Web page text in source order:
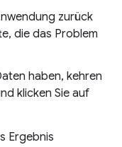
zurück
die das Problem
haben, kehren
klicken Sie auf
Ergebnis